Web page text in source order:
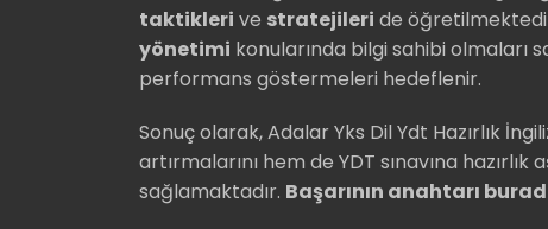
taktikleri ve stratejileri de
yönetimi konularında bilgi sahibi olmaları
performans göstermeleri hedeflenir.
Sonuç olarak, Adalar Yks Dil Ydt Hazırlık
artırmalarını hem de YDT sınavına
sağlamaktadır. Başarının anahtarı